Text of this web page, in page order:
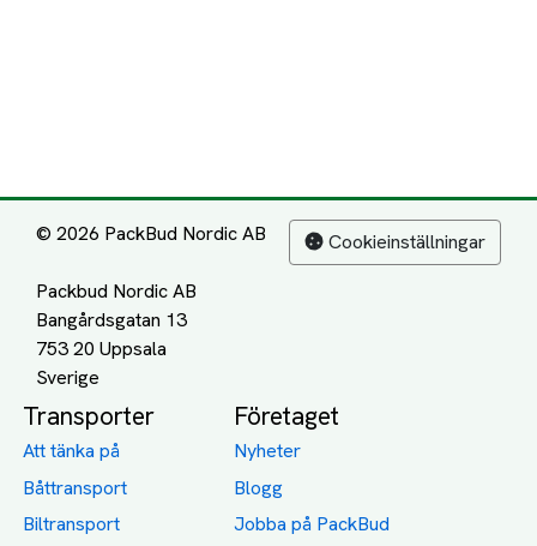
© 2026 PackBud Nordic AB
Packbud Nordic AB
Bangårdsgatan 13
753 20 Uppsala
Cookieinställningar
Transporter
Att tänka på
Båttransport
Biltransport
Företaget
Nyheter
Blogg
Jobba på PackBud